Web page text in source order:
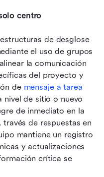
centro
de desglose
el uso de grupos
la comunicación
del proyecto y
de mensaje a tarea
nivel de sitio o nuevo
de inmediato en la
través de respuestas en
mantiene un registro
y actualizaciones
crítica se